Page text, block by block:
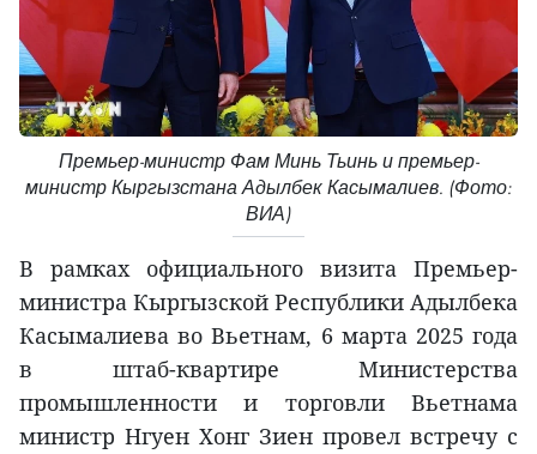
Премьер-министр Фам Минь Тьинь и премьер-
министр Кыргызстана Адылбек Касымалиев. (Фото:
ВИА)
В рамках официального визита Премьер-
министра Кыргызской Республики Адылбека
Касымалиева во Вьетнам, 6 марта 2025 года
в штаб-квартире Министерства
промышленности и торговли Вьетнама
министр Нгуен Хонг Зиен провел встречу с